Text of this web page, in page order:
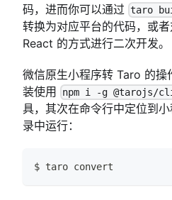
码，进而你可以通过 taro
转换为对应平台的代码，或
React 的方式进行二次开发。
微信原生小程序转 Taro 的操
装使用
npm i -g @tarojs/
具，其次在命令行中定位到
录中运行：
$ taro convert